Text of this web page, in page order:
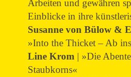
Arbeiten und gewähren
Einblicke in ihre
Susanne von Bülow &
»Into the Thicket – Ab
Line Krom| »Die
Staubkorns«